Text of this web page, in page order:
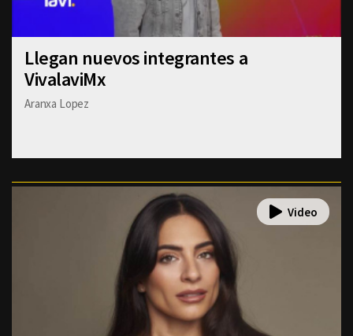
Llegan nuevos integrantes a
VivalaviMx
Aranxa Lopez